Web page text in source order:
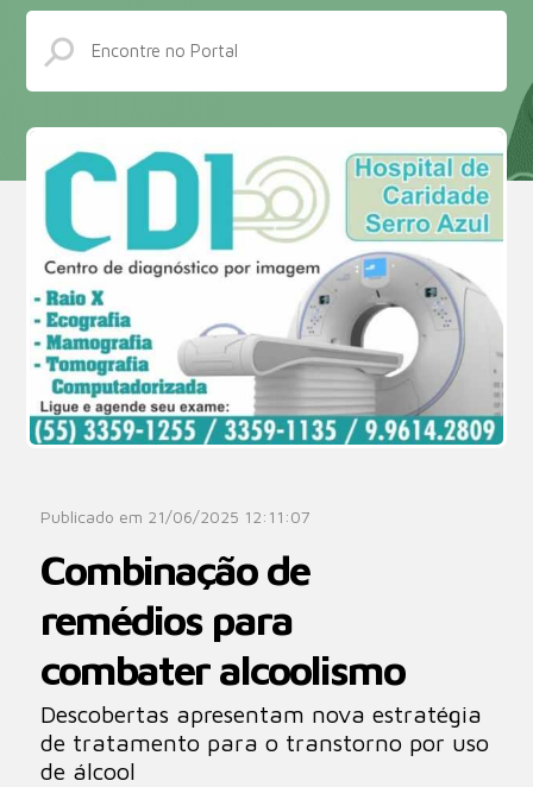
Publicado em 21/06/2025 12:11:07
Combinação de
remédios para
combater alcoolismo
Descobertas apresentam nova estratégia
de tratamento para o transtorno por uso
de álcool